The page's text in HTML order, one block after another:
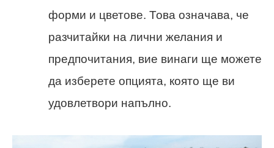
форми и цветове. Това означава, че
разчитайки на лични желания и
предпочитания, вие винаги ще можете
да изберете опцията, която ще ви
удовлетвори напълно.